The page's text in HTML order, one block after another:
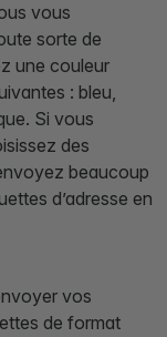
vous
sorte de
une couleur
: bleu,
Si vous
des
beaucoup
d’adresse en
vos
de format